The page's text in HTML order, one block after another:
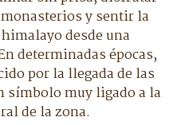
y sentir la
desde una
determinadas épocas,
por la llegada de las
símbolo muy ligado a la
de la zona.